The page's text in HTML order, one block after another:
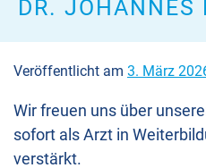
DR. JOHANNES
Veröffentlicht am 3. März
Wir freuen uns über
sofort als Arzt in
verstärkt.